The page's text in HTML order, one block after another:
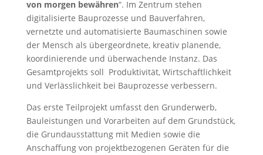
von morgen bewähren“. Im Zentrum stehen
digitalisierte Bauprozesse und Bauverfahren,
vernetzte und automatisierte Baumaschinen sowie
der Mensch als übergeordnete, kreativ planende,
koordinierende und überwachende Instanz. Das
Gesamtprojekts soll Produktivität, Wirtschaftlichkeit
und Verlässlichkeit bei Bauprozesse verbessern.
Das erste Teilprojekt umfasst den Grunderwerb,
Bauleistungen und Vorarbeiten auf dem Grundstück,
die Grundausstattung mit Medien sowie die
Anschaffung von projektbezogenen Geräten für die